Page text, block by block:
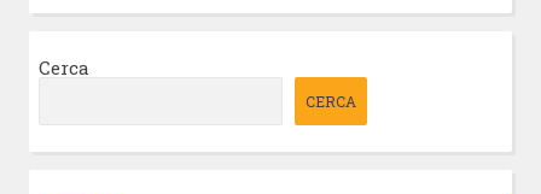
Cerca
CERCA